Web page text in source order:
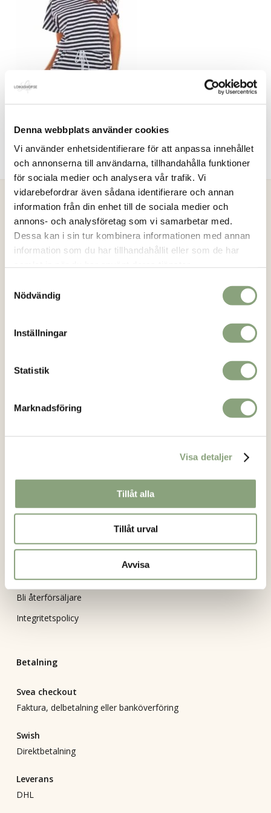
Denna webbplats använder cookies
Vi använder enhetsidentifierare för att anpassa innehållet
och annonserna till användarna, tillhandahålla funktioner
för sociala medier och analysera vår trafik. Vi
vidarebefordrar även sådana identifierare och annan
information från din enhet till de sociala medier och
annons- och analysföretag som vi samarbetar med.
Dessa kan i sin tur kombinera informationen med annan
information som du har tillhandahållit eller som de har
Nödvändig
Inställningar
Statistik
Marknadsföring
Visa detaljer
Tillåt alla
Tillåt urval
Avvisa
Loikashop.se
Loikashop är en e-handel som drivs av en familj i Göteborg.
Loikashop är ett eget varumärke och produkterna som säljs
här, tillverkas alltid i begränsad upplaga. På så sätt kan du
vara säker på att du får en unik stil.
Kontakt
Instagram
Köpvillkor
Returformulär
Bli återförsäljare
Integritetspolicy
Betalning
Svea checkout
Faktura, delbetalning eller banköverföring
Swish
Direktbetalning
Leverans
DHL